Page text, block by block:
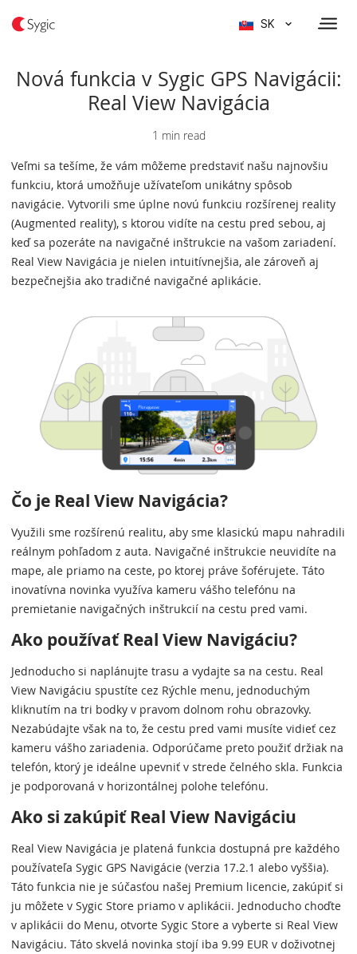
SK
Nová funkcia v Sygic GPS Navigácii:
Real View Navigácia
1 min read
Veľmi sa tešíme, že vám môžeme predstaviť našu najnovšiu
funkciu, ktorá umožňuje užívateľom unikátny spôsob
navigácie. Vytvorili sme úplne novú funkciu rozšírenej reality
(Augmented reality), s ktorou vidíte na cestu pred sebou, aj
keď sa pozeráte na navigačné inštrukcie na vašom zariadení.
Real View Navigácia je nielen intuitívnejšia, ale zároveň aj
bezpečnejšia ako tradičné navigačné aplikácie.
Čo je Real View Navigácia?
Využili sme rozšírenú realitu, aby sme klasickú mapu nahradili
reálnym pohľadom z auta. Navigačné inštrukcie neuvidíte na
mape, ale priamo na ceste, po ktorej práve šoférujete. Táto
inovatívna novinka využíva kameru vášho telefónu na
premietanie navigačných inštrukcií na cestu pred vami.
Ako používať Real View Navigáciu?
Jednoducho si naplánujte trasu a vydajte sa na cestu. Real
View Navigáciu spustíte cez Rýchle menu, jednoduchým
kliknutím na tri bodky v pravom dolnom rohu obrazovky.
Nezabúdajte však na to, že cestu pred vami musíte vidieť cez
kameru vášho zariadenia. Odporúčame preto použiť držiak na
telefón, ktorý je ideálne upevniť v strede čelného skla. Funkcia
je podporovaná v horizontálnej polohe telefónu.
Ako si zakúpiť Real View Navigáciu
Real View Navigácia je platená funkcia dostupná pre každého
používateľa Sygic GPS Navigácie (verzia 17.2.1 alebo vyššia).
Táto funkcia nie je súčasťou našej Premium licencie, zakúpiť si
ju môžete v Sygic Store priamo v aplikácii. Jednoducho choďte
v aplikácii do Menu, otvorte Sygic Store a vyberte si Real View
Navigáciu. Táto skvelá novinka stojí iba 9.99 EUR v doživotnej